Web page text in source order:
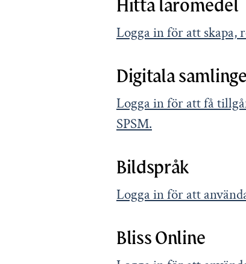
Hitta läromedel
Logga in för att skapa,
Digitala
Logga in för att få
SPSM.
Bildspråk
Logga in för att
Bliss Online